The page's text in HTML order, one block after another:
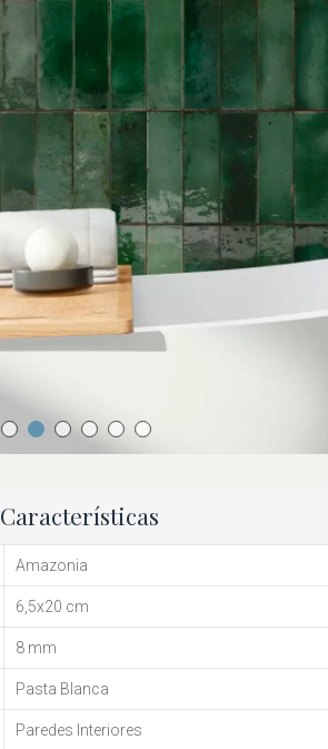
Características
Amazonia
6,5x20 cm
8 mm
Pasta Blanca
Paredes Interiores